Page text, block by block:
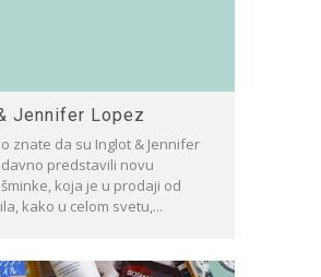
Jennifer Lopez
znate da su Inglot & Jennifer
predstavili novu
koja je u prodaji od
kako u celom svetu,...